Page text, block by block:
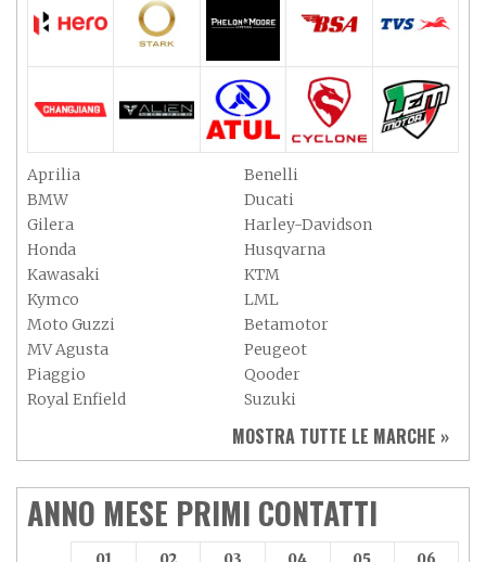
Aprilia
Benelli
BMW
Ducati
Gilera
Harley-Davidson
Honda
Husqvarna
Kawasaki
KTM
Kymco
LML
Moto Guzzi
Betamotor
MV Agusta
Peugeot
Piaggio
Qooder
Royal Enfield
Suzuki
Triumph
Yamaha
Aeon
Aspes
Axy
Baotian
MOSTRA TUTTE LE MARCHE »
ANNO MESE PRIMI CONTATTI